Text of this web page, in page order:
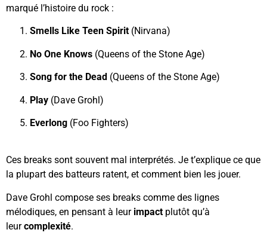
marqué l’histoire du rock :
Smells Like Teen Spirit (Nirvana)
No One Knows (Queens of the Stone Age)
Song for the Dead (Queens of the Stone Age)
Play (Dave Grohl)
Everlong (Foo Fighters)
Ces breaks sont souvent mal interprétés. Je t’explique ce que
la plupart des batteurs ratent, et comment bien les jouer.
Dave Grohl compose ses breaks comme des lignes
mélodiques, en pensant à leur impact plutôt qu’à
leur complexité.